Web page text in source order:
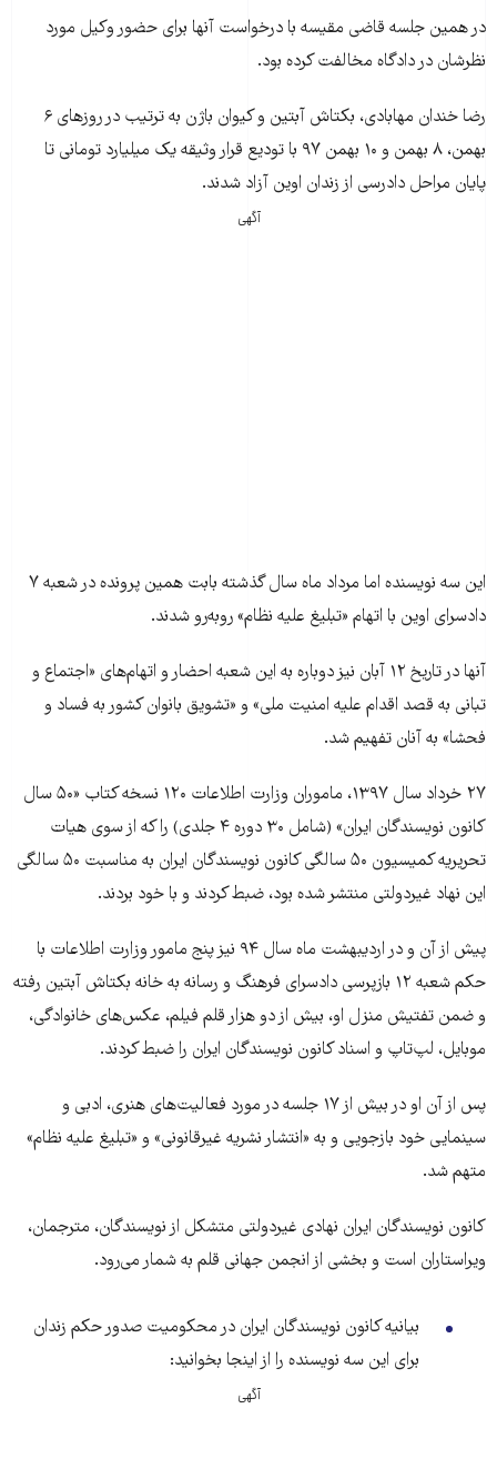
در همین جلسه قاضی مقیسه با درخواست آنها برای حضور وکیل مورد
نظرشان در دادگاه مخالفت کرده بود.
رضا خندان مهابادی، بکتاش آبتین و کیوان باژن به ترتیب در روزهای ۶
بهمن‌، ۸ بهمن و ۱۰ بهمن ۹۷ با تودیع قرار وثیقه یک میلیارد تومانی تا
پایان مراحل دادرسی از زندان اوین آزاد شدند.
آگهی
این سه نویسنده اما مرداد ماه سال گذشته بابت همین پرونده در شعبه ۷
دادسرای اوین با اتهام «تبلیغ علیه نظام» روبه‌رو شدند.
آنها در تاریخ ۱۲ آبان‌ نیز دوباره به این شعبه احضار و اتهام‌های «اجتماع و
تبانی به قصد اقدام علیه امنیت ملی» و «تشویق بانوان کشور به فساد و
فحشا» به آنان تفهیم شد.
۲۷ خرداد سال ۱۳۹۷، ماموران وزارت اطلاعات ۱۲۰ نسخه کتاب «۵۰ سال
کانون نویسندگان ایران» (شامل ۳۰ دوره ۴ جلدی) را که از سوی هیات
تحریریه‌ کمیسیون ۵۰ سالگی کانون نویسندگان ایران به مناسبت ۵۰ سالگی
این نهاد غیردولتی منتشر شده بود، ضبط کردند و با خود بردند.
پیش از آن و در اردیبهشت‌ ماه سال ۹۴ نیز پنج مامور وزارت اطلاعات با
حکم شعبه ۱۲ بازپرسی دادسرای فرهنگ و رسانه به خانه بکتاش آبتین رفته
و ضمن تفتیش منزل او، بیش از دو هزار قلم فیلم، عکس‌های خانوادگی،
موبایل، لپ‌تاپ و اسناد کانون نویسندگان ایران را ضبط کردند.
پس از آن او در بیش از ۱۷ جلسه در مورد فعالیت‌های هنری، ادبی و
سینمایی خود بازجویی و به «انتشار نشریه غیرقانونی» و «تبلیغ علیه نظام»
متهم شد.
کانون نویسندگان ایران نهادی غیردولتی متشکل از نویسندگان، مترجمان،
ویراستاران است و بخشی از انجمن جهانی قلم به شمار می‌رود.
بیانیه کانون نویسندگان ایران در محکومیت صدور حکم زندان
برای این سه نویسنده را از اینجا بخوانید:
آگهی